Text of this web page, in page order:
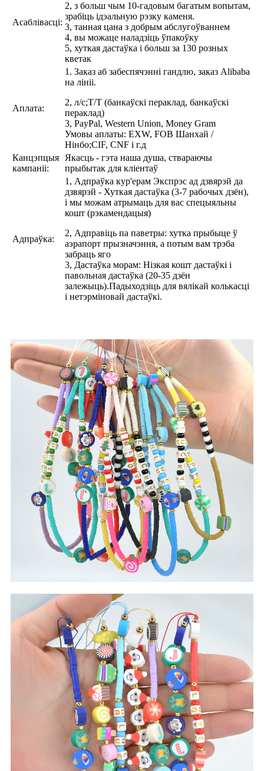
Асаблівасці:
2, з больш чым 10-гадовым багатым вопытам,
зрабіць ідэальную рэзку каменя.
3, танная цана з добрым абслугоўваннем
4, вы можаце наладзіць ўпакоўку
5, хуткая дастаўка і больш за 130 розных
кветак
Аплата:
1. Заказ аб забеспячэнні гандлю, заказ Alibaba
на лініі.
2, л/с;T/T (банкаўскі пераклад, банкаўскі
пераклад)
3, PayPal, Western Union, Money Gram
Умовы аплаты: EXW, FOB Шанхай /
Нінбо;CIF, CNF і г.д
Канцэпцыя
кампаніі:
Якасць - гэта наша душа, ствараючы
прыбытак для кліентаў
Адпраўка:
1, Адпраўка кур'ерам Экспрэс ад дзвярэй да
дзвярэй - Хуткая дастаўка (3-7 рабочых дзён),
і мы можам атрымаць для вас спецыяльны
кошт (рэкамендацыя)
2, Адправіць па паветры: хутка прыбыце ў
аэрапорт прызначэння, а потым вам трэба
забраць яго
3, Дастаўка морам: Нізкая кошт дастаўкі і
павольная дастаўка (20-35 дзён
залежыць).Падыходзіць для вялікай колькасці
і нетэрміновай дастаўкі.